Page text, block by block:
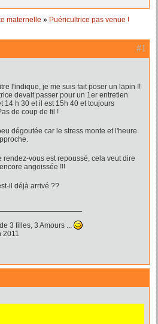
maternelle » Puéricultrice pas venue !
#1
l'indique, je me suis fait poser un lapin !!
devait passer pour un 1er entretien
14 h 30 et il est 15h 40 et toujours
de coup de fil !
dégoutée car le stress monte et l'heure
rendez-vous est repoussé, cela veut dire
angoissée !!!
il déjà arrivé ??
3 filles, 3 Amours ...
2011